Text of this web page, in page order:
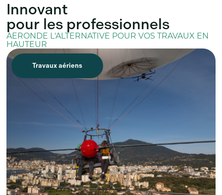
Innovant
pour les professionnels
AERONDE L'ALTERNATIVE POUR VOS TRAVAUX EN
HAUTEUR
Travaux aériens